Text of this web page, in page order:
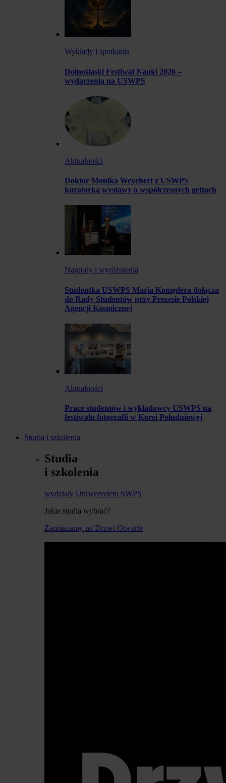
Wykłady i spotkania
Dolnośląski Festiwal Nauki 2026 –
wydarzenia na USWPS
Aktualności
Doktor Monika Weychert z USWPS
kuratorką wystawy o współczesnych gettach
Nagrody i wyróżnienia
Studentka USWPS Maria Komędera dołącza
do Rady Studentów przy Prezesie Polskiej
Agencji Kosmicznej
Aktualności
Prace studentów i wykładowcy USWPS na
festiwalu fotografii w Korei Południowej
Studia i szkolenia
Studia
i szkolenia
wydziały Uniwersytetu SWPS
Jakie studia wybrać?
Zapraszamy na Drzwi Otwarte